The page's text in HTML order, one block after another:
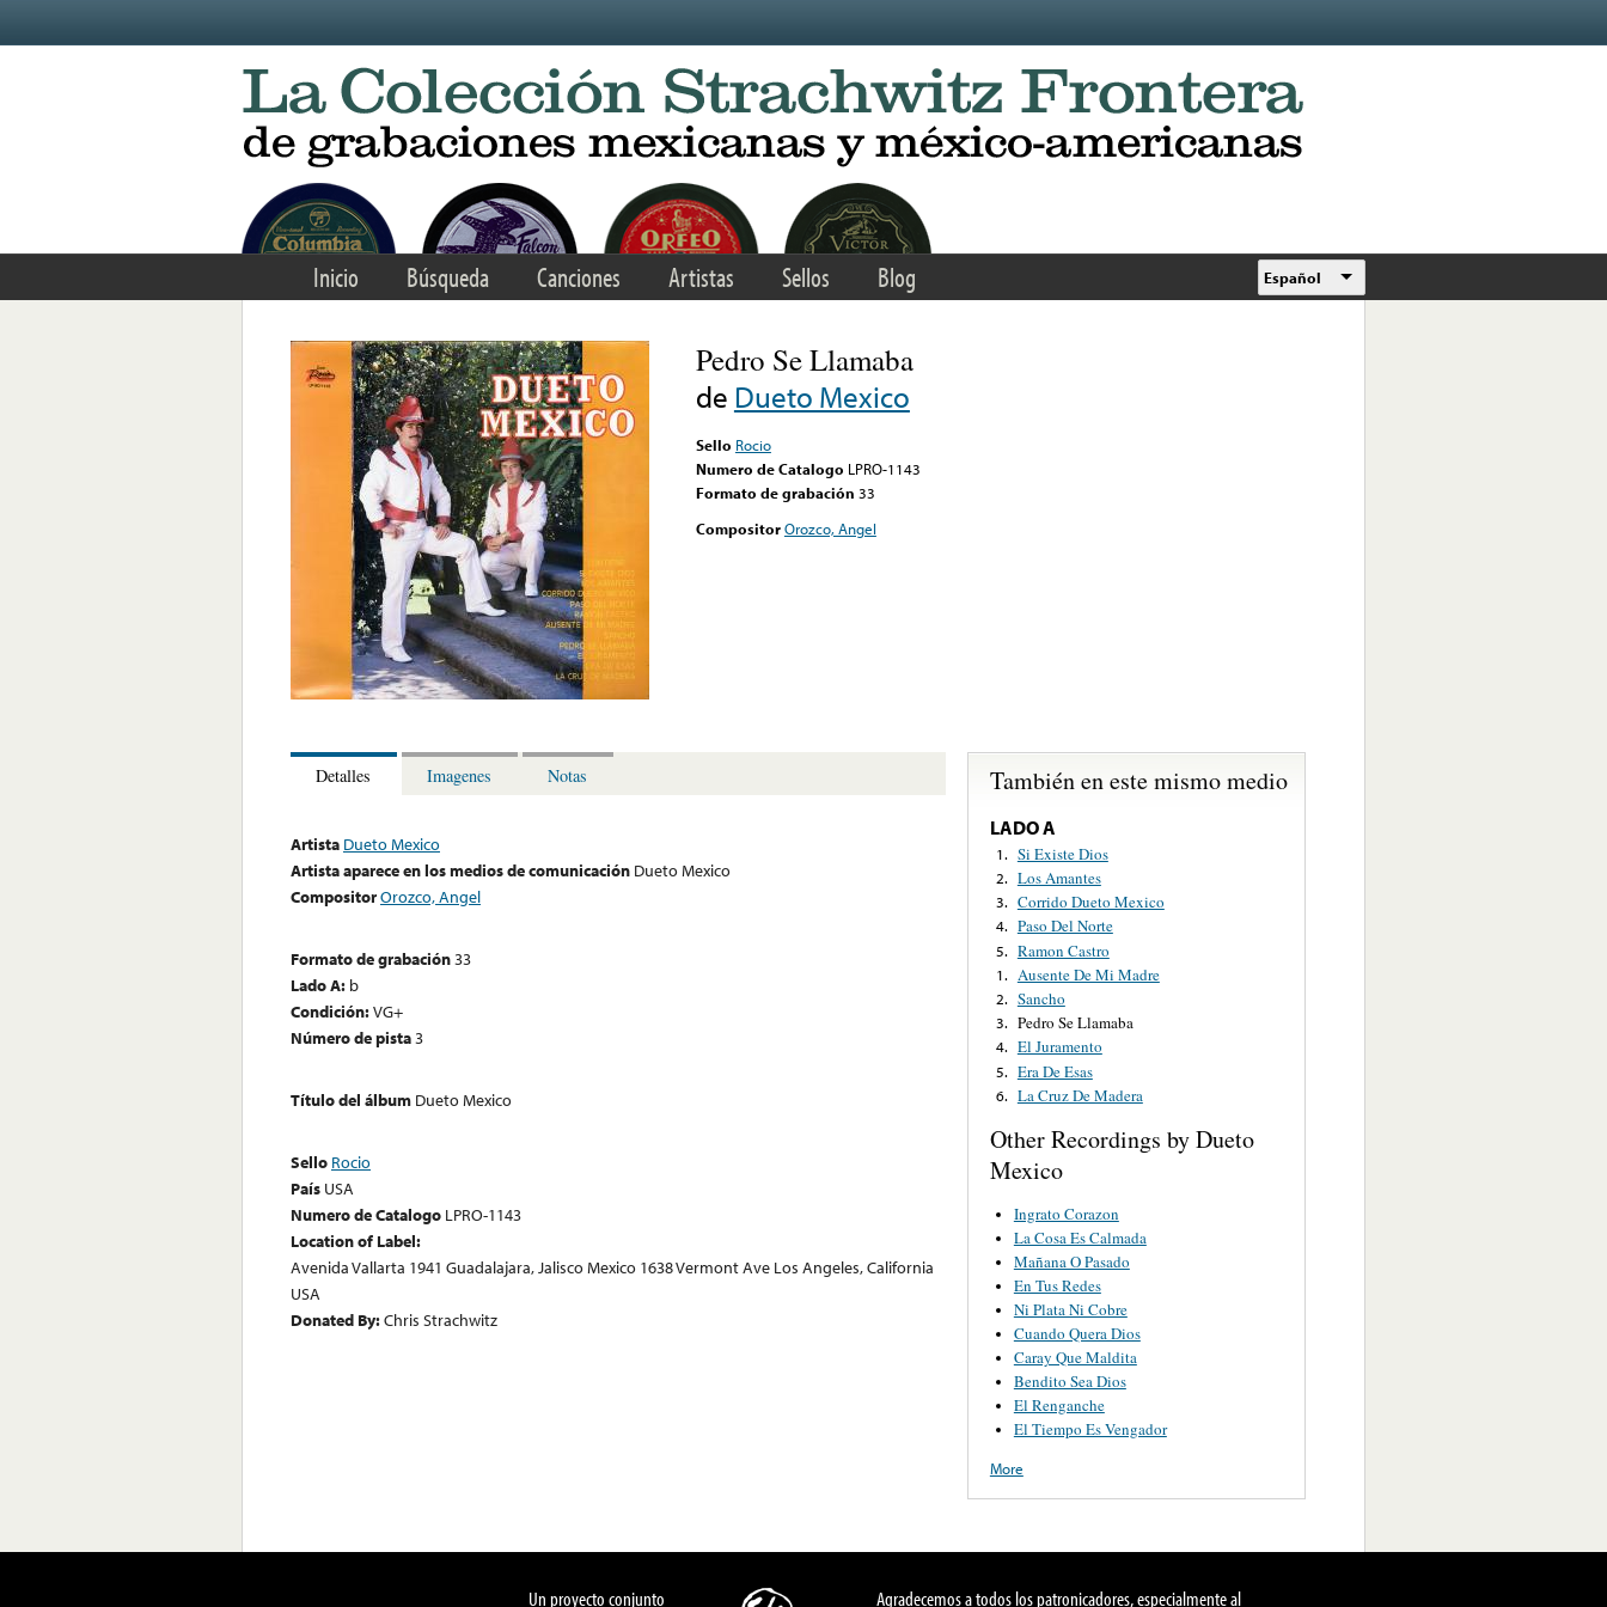
Inicio Búsqueda Canciones Artistas Sellos Blog Español
Pedro Se Llamaba
de Dueto Mexico
Sello Rocio
Numero de Catalogo LPRO-1143
Formato de grabación 33
CompositorOrozco, Angel
Detalles Imagenes Notas
Artista Dueto Mexico
Artista aparece en los medios de comunicación Dueto Mexico
CompositorOrozco, Angel
Formato de grabación33
Lado A: b
Condición:VG+
Número de pista3
Título del álbum Dueto Mexico
Sello Rocio
País USA
Numero de Catalogo LPRO-1143
Location of Label:
Avenida Vallarta 1941 Guadalajara, Jalisco Mexico 1638 Vermont Ave Los Angeles, California
USA
Donated By:Chris Strachwitz
También en este mismo medio
LADO A
1. Si Existe Dios
2. Los Amantes
3. Corrido Dueto Mexico
4. Paso Del Norte
5. Ramon Castro
1. Ausente De Mi Madre
2. Sancho
3. Pedro Se Llamaba
4. El Juramento
5. Era De Esas
6. La Cruz De Madera
Other Recordings by Dueto
Mexico
Ingrato Corazon
La Cosa Es Calmada
Mañana O Pasado
En Tus Redes
Ni Plata Ni Cobre
Cuando Quera Dios
Caray Que Maldita
Bendito Sea Dios
El Renganche
El Tiempo Es Vengador
More
Un proyecto conjunto Agradecemos a todos los patronicadores, especialmente al